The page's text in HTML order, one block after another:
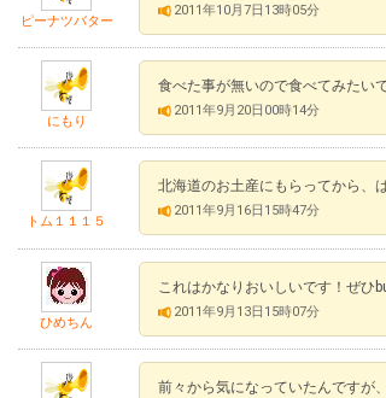
ピーナツバター
2011年10月7日13時05分
にもり
食べた事が無いので食べてみたい
2011年9月20日00時14分
トム１１１５
北海道のお土産にもらってから、
2011年9月16日15時47分
ひめちん
これはかなりおいしいです！ぜひ
2011年9月13日15時07分
前々から気になっていたんですが